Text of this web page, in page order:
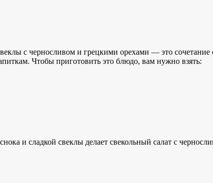
с черносливом и грецкими орехами — это
Чтобы приготовить это блюдо, вам нужно взять:
и сладкой свеклы делает свекольный салат с